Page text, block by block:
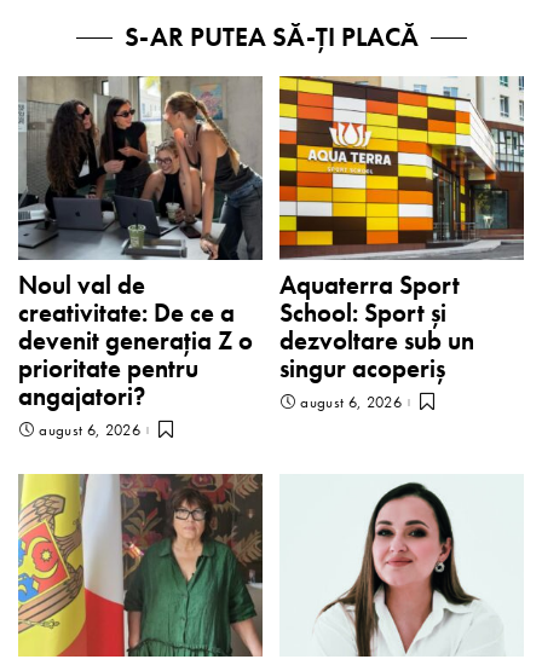
S-AR PUTEA SĂ-ȚI PLACĂ
Noul val de
creativitate: De ce a
devenit generația Z o
prioritate pentru
angajatori?
august 6, 2026
Aquaterra Sport
School: Sport și
dezvoltare sub un
singur acoperiș
august 6, 2026